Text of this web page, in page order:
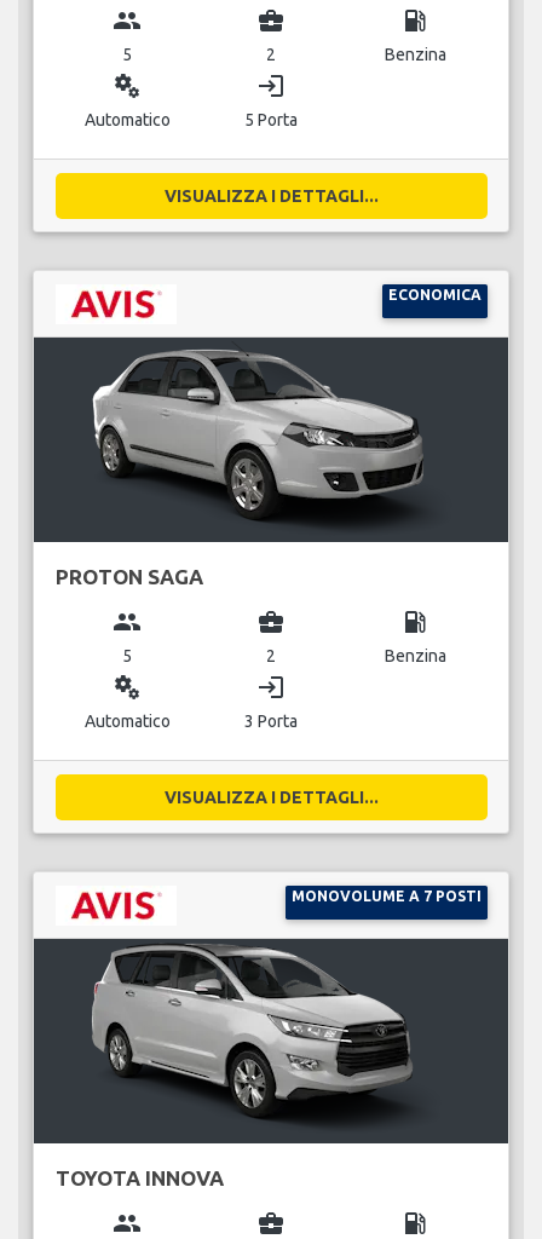
group
5
business_center
2
local_gas_station
Benzina
miscellaneous_services
Automatico
login
5 Porta
VISUALIZZA I DETTAGLI...
ECONOMICA
PROTON SAGA
group
5
business_center
2
local_gas_station
Benzina
miscellaneous_services
Automatico
login
3 Porta
VISUALIZZA I DETTAGLI...
MONOVOLUME A 7 POSTI
TOYOTA INNOVA
group business_center local_gas_station